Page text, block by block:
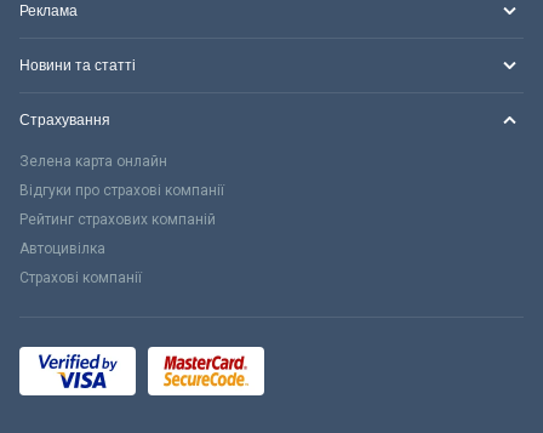
Реклама
Новини та статті
Страхування
Зелена карта онлайн
Відгуки про страхові компанії
Рейтинг страхових компаній
Автоцивілка
Страхові компанії